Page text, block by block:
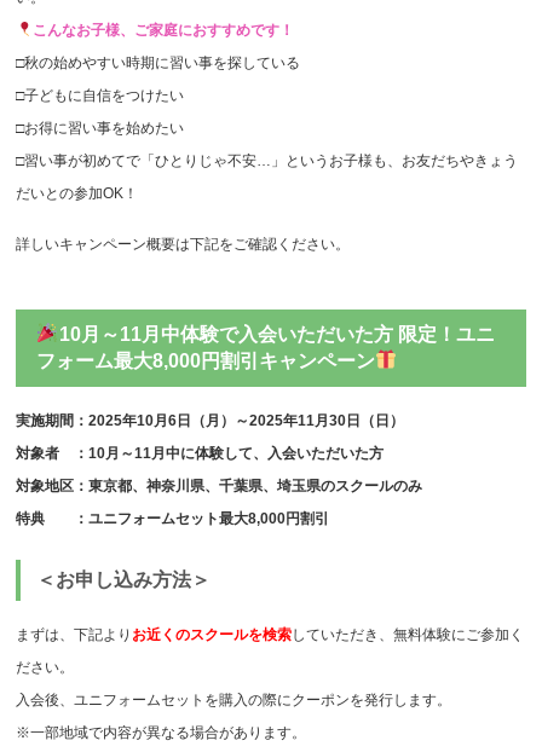
こんなお子様、ご家庭におすすめです！
□秋の始めやすい時期に習い事を探している
□子どもに自信をつけたい
□お得に習い事を始めたい
□習い事が初めてで「ひとりじゃ不安…」というお子様も、お友だちやきょう
だいとの参加OK！
詳しいキャンペーン概要は下記をご確認ください。
10月～11月中体験で入会いただいた方 限定！ユニ
フォーム最大8,000円割引キャンペーン
実施期間：2025年10月6日（月）～2025年11月30日（日）
対象者 ：10月～11月中に体験して、入会いただいた方
対象地区：東京都、神奈川県、千葉県、埼玉県のスクールのみ
特典 ：ユニフォームセット最大8,000円割引
＜お申し込み方法＞
まずは、下記より お近くのスクールを検索していただき、無料体験にご参加く
ださい。
入会後、ユニフォームセットを購入の際にクーポンを発行します。
※一部地域で内容が異なる場合があります。